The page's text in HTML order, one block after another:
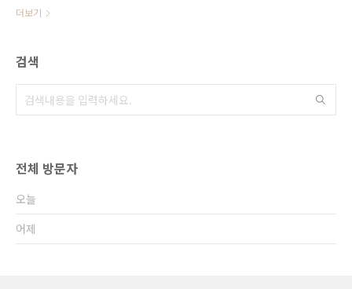
더보기
검색
전체 방문자
오늘
어제